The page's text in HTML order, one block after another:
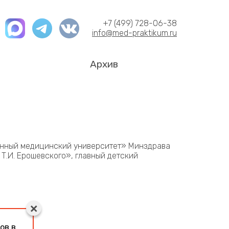
+7 (499) 728-06-38
info@med-praktikum.ru
Архив
медицинский университет» Минздрава
Ерошевского», главный детский